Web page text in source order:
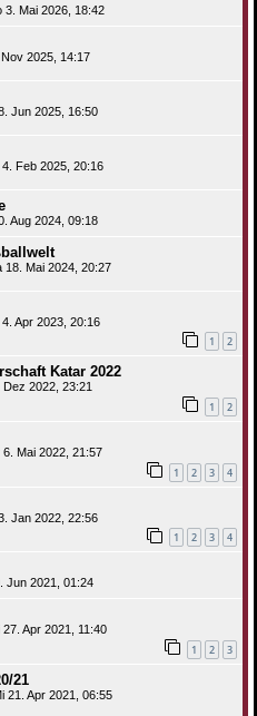
3. Mai 2026, 18:42
Nov 2025, 14:17
Jun 2025, 16:50
4. Feb 2025, 20:16
Aug 2024, 09:18
18. Mai 2024, 20:27
4. Apr 2023, 20:16
1 2
Katar 2022
Dez 2022, 23:21
1 2
6. Mai 2022, 21:57
1 2 3 4
Jan 2022, 22:56
1 2 3 4
Jun 2021, 01:24
27. Apr 2021, 11:40
1 2 3
21
21. Apr 2021, 06:55